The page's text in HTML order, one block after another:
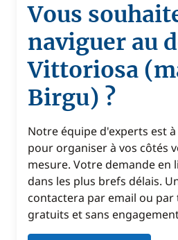
Vous
naviguer au
Vittoriosa
Birgu) ?
Notre équipe d'experts est
pour organiser à vos côtés
mesure. Votre demande en
dans les plus brefs délais.
contactera par email ou par
gratuits et sans